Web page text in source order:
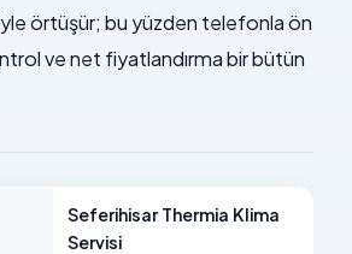
örtüşür; bu yüzden telefonla ön
ve net fiyatlandırma bir bütün
Seferihisar Thermia Klima
Servisi